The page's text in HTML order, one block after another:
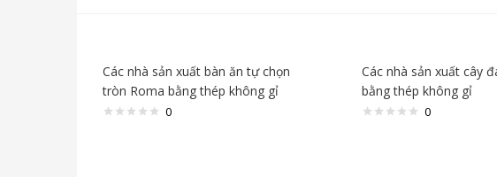
Các nhà sản xuất bàn ăn tự chọn
tròn Roma bằng thép không gỉ
0
Các nhà sản xuất cây
bằng thép không gỉ
0